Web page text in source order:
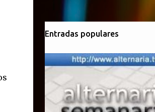
Entradas populares